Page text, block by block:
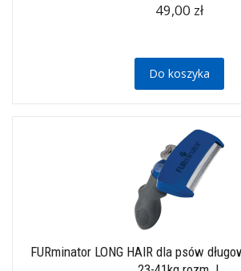
49,00 zł
Do koszyka
FURminator LONG HAIR dla psów